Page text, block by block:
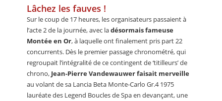
Lâchez les fauves !
Sur le coup de 17 heures, les organisateurs passaient à
l’acte 2 de la journée, avec ladésormais fameuse
Montée en Or, à laquelle ont finalement pris part 22
concurrents. Dès le premier passage chronométré, qui
regroupait l’intégralité de ce contingent de ‘titilleurs’ de
chrono, Jean-Pierre Vandewauwer faisait merveille
au volant de sa Lancia Beta Monte-Carlo Gr.4 1975
lauréate des Legend Boucles de Spa en devançant, une